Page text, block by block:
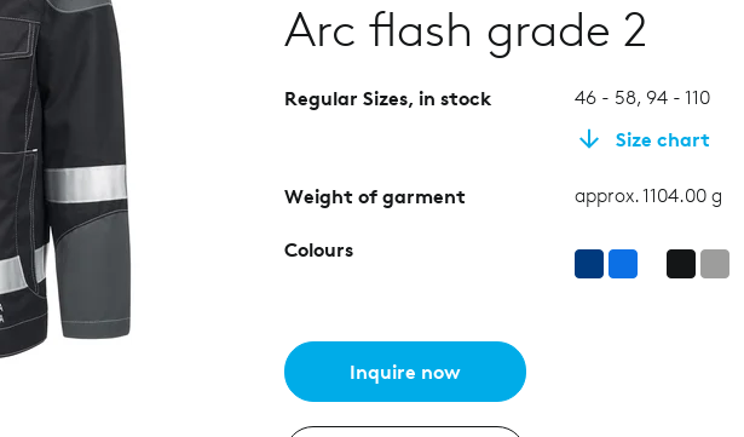
Arc flash grade 2
Regular Sizes, in stock 46 - 58, 94 - 110
Size chart
Weight of garment approx. 1104.00 g
Colours
Inquire now